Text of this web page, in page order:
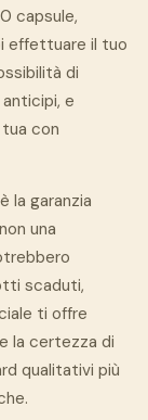
capsule,
effettuare il tuo
di
e
con
la garanzia
una
scaduti,
ti offre
la certezza di
qualitativi più